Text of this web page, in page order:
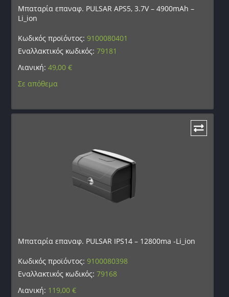
Μπαταρία επαναφ. PULSAR APS5, 3.7V – 4900mAh –
Li_ion
Κωδικός προϊόντος:9100080401
Εναλλακτικός κωδικός:79181
Λιανική:49,00€
Σε απόθεμα
Μπαταρία επαναφ. PULSAR IPS14 – 12800ma -Li_ion
Κωδικός προϊόντος:9100080398
Εναλλακτικός κωδικός:79168
Λιανική: 119,00€